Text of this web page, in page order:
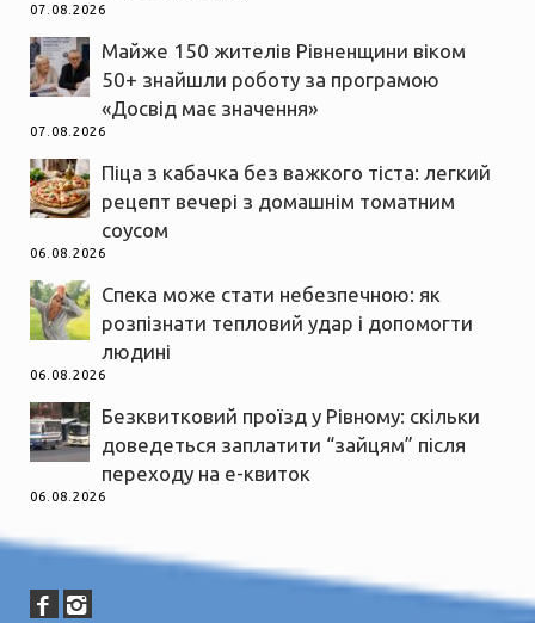
07.08.2026
Майже 150 жителів Рівненщини віком
50+ знайшли роботу за програмою
«Досвід має значення»
07.08.2026
Піца з кабачка без важкого тіста: легкий
рецепт вечері з домашнім томатним
соусом
06.08.2026
Спека може стати небезпечною: як
розпізнати тепловий удар і допомогти
людині
06.08.2026
Безквитковий проїзд у Рівному: скільки
доведеться заплатити “зайцям” після
переходу на е-квиток
06.08.2026